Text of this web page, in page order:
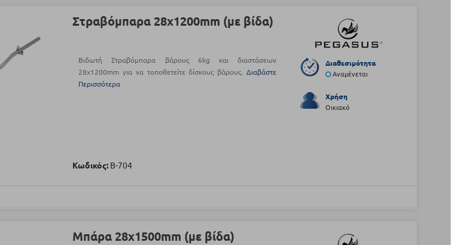
Στραβόμπαρα 28x1200mm (με βίδα)
Βιδωτή Στραβόμπαρα βάρους 6kg και διαστάσεων
28x1200mm για να τοποθετείτε δίσκους βάρους. Διαβάστε
Περισσότερα
Κωδικός: Β-704
Διαθεσιμότητα
Αναμένεται
Χρήση
Οικιακό
Μπάρα 28x1500mm (με βίδα)